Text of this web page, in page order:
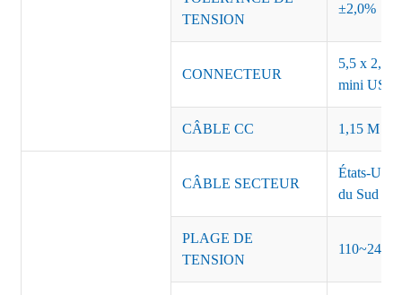
TENSION
±2,0%
CONNECTEUR
5,5 x 2,5,
mini USB
CÂBLE CC 1,15 M ou
CÂBLE SECTEUR
États-Unis
du Sud
PLAGE DE
TENSION
110~240